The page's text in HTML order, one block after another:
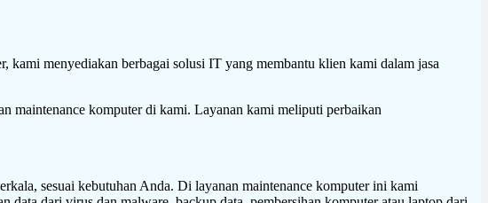
kami menyediakan berbagai solusi IT yang membantu klien kami dalam jasa
maintenance komputer di kami. Layanan kami meliputi perbaikan
sesuai kebutuhan Anda. Di layanan maintenance komputer ini kami